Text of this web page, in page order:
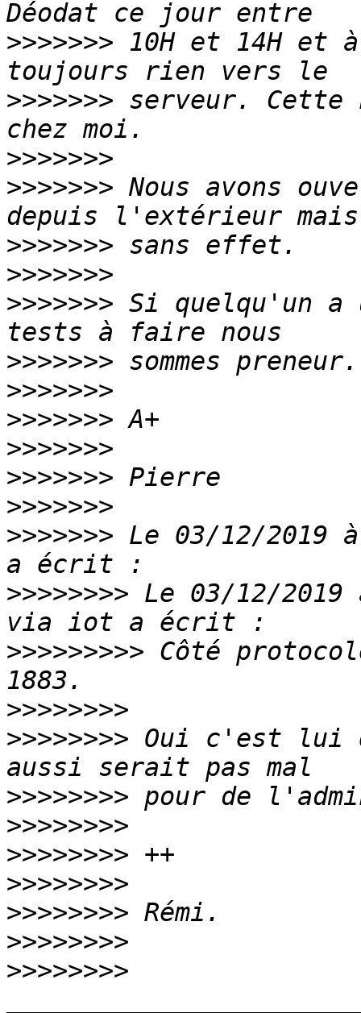
>>>>>>> 10H et 14H et
>>>>>>> serveur.
>>>>>>>
>>>>>>> Nous avons
>>>>>>>
>>>>>>>
>>>>>>> Si quelqu'un a
>>>>>>>
>>>>>>>
>>>>>>>
>>>>>>>
>>>>>>>
>>>>>>>
>>>>>>> Le 03/12/2019
>>>>>>>> Le 03/12/2019
>>>>>>>>> Côté
>>>>>>>>
>>>>>>>> Oui c'est lui
>>>>>>>>
>>>>>>>>
>>>>>>>>
>>>>>>>>
>>>>>>>>
>>>>>>>>
>>>>>>>>